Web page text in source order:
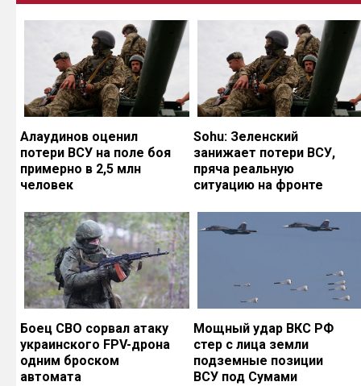
Алаудинов оценил
потери ВСУ на поле боя
примерно в 2,5 млн
человек
Sohu: Зеленский
занижает потери ВСУ,
пряча реальную
ситуацию на фронте
Боец СВО сорвал атаку
украинского FPV-дрона
одним броском
автомата
Мощный удар ВКС РФ
стер с лица земли
подземные позиции
ВСУ под Сумами